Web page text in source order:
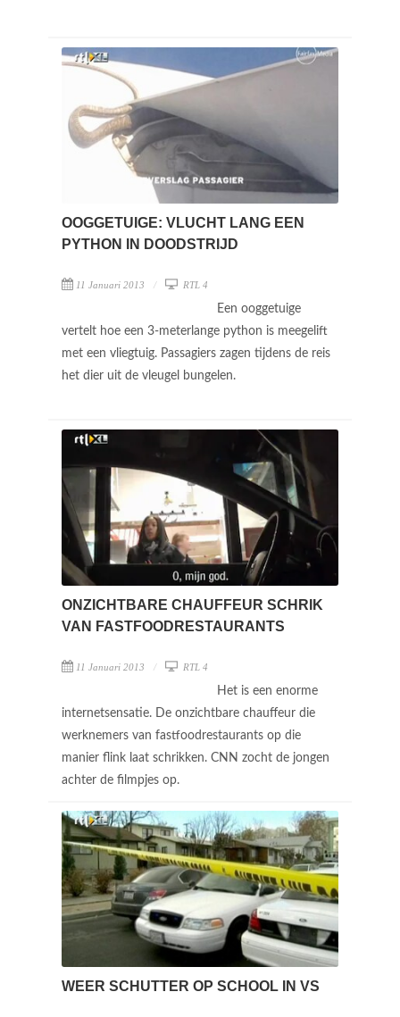
OOGGETUIGE: VLUCHT LANG EEN
PYTHON IN DOODSTRIJD
11 Januari 2013 RTL 4
Een ooggetuige
vertelt hoe een 3-meterlange python is meegelift
met een vliegtuig. Passagiers zagen tijdens de reis
het dier uit de vleugel bungelen.
ONZICHTBARE CHAUFFEUR SCHRIK
VAN FASTFOODRESTAURANTS
11 Januari 2013 RTL 4
Het is een enorme
internetsensatie. De onzichtbare chauffeur die
werknemers van fastfoodrestaurants op die
manier flink laat schrikken. CNN zocht de jongen
achter de filmpjes op.
WEER SCHUTTER OP SCHOOL IN VS